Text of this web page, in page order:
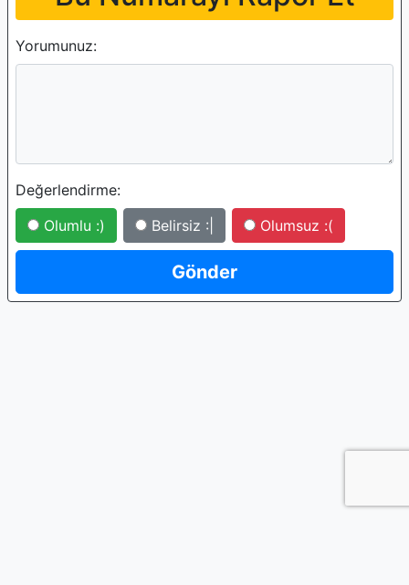
Yorumunuz:
Değerlendirme:
Olumlu :)
Belirsiz :| Olumsuz :(